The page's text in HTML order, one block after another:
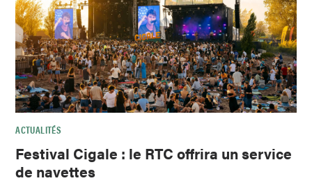
ACTUALITÉS
Festival Cigale : le RTC offrira un service
de navettes